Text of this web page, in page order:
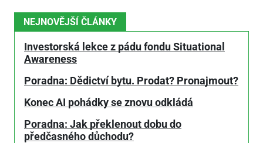
NEJNOVĚJŠÍ ČLÁNKY
Investorská lekce z pádu fondu Situational
Awareness
Poradna: Dědictví bytu. Prodat? Pronajmout?
Konec AI pohádky se znovu odkládá
Poradna: Jak překlenout dobu do
předčasného důchodu?